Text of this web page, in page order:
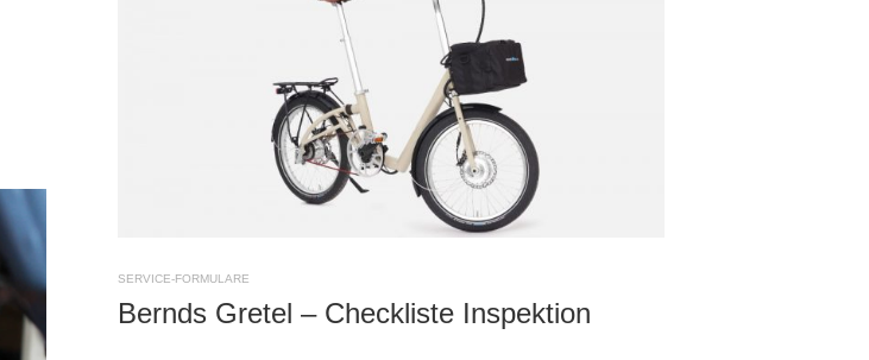
SERVICE-FORMULARE
Bernds Gretel – Checkliste Inspektion